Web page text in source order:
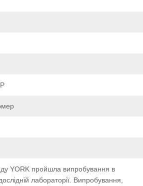
YORK пройшла випробування в
лабораторії. Випробування,